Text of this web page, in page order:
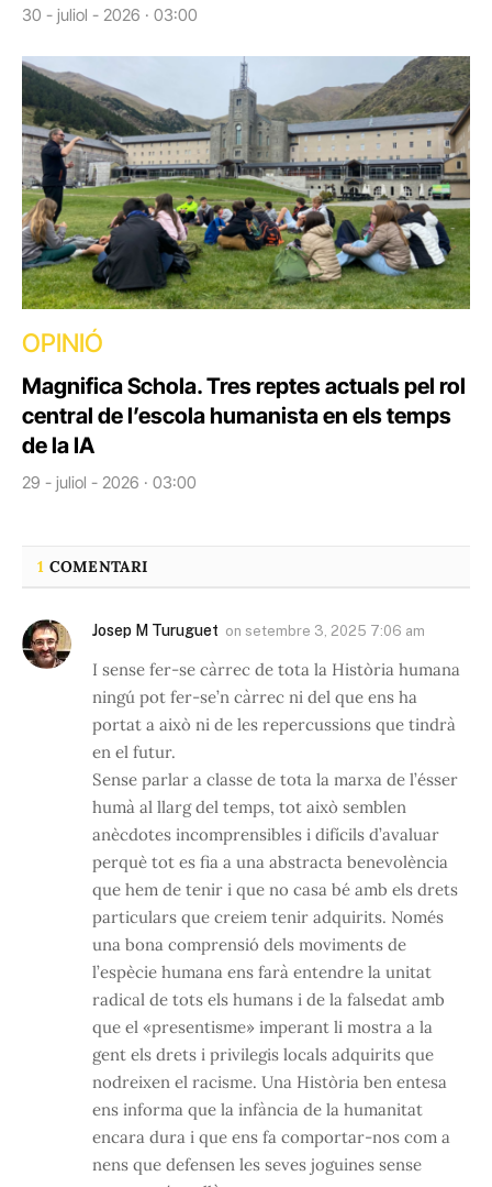
30 - juliol - 2026 · 03:00
OPINIÓ
Magnifica Schola. Tres reptes actuals pel rol
central de l’escola humanista en els temps
de la IA
29 - juliol - 2026 · 03:00
1 COMENTARI
Josep M Turuguet on setembre 3, 2025 7:06 am
I sense fer-se càrrec de tota la Història humana
ningú pot fer-se’n càrrec ni del que ens ha
portat a això ni de les repercussions que tindrà
en el futur.
Sense parlar a classe de tota la marxa de l’ésser
humà al llarg del temps, tot això semblen
anècdotes incomprensibles i difícils d’avaluar
perquè tot es fia a una abstracta benevolència
que hem de tenir i que no casa bé amb els drets
particulars que creiem tenir adquirits. Només
una bona comprensió dels moviments de
l’espècie humana ens farà entendre la unitat
radical de tots els humans i de la falsedat amb
que el «presentisme» imperant li mostra a la
gent els drets i privilegis locals adquirits que
nodreixen el racisme. Una Història ben entesa
ens informa que la infància de la humanitat
encara dura i que ens fa comportar-nos com a
nens que defensen les seves joguines sense